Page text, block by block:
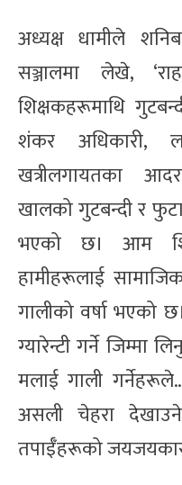
अध्यक्ष धामीले
सञ्जालमा लेखे,
शिक्षकहरूमाथि
शंकर अधिकारी,
खत्रीलगायतका
खालको गुटबन्दी र
भएको छ। आम
हामीहरूलाई
गालीको वर्षा भएको
ग्यारेन्टी गर्ने जिम्मा
मलाई गाली
असली चेहरा
तपाईँहरूको जयजयकार